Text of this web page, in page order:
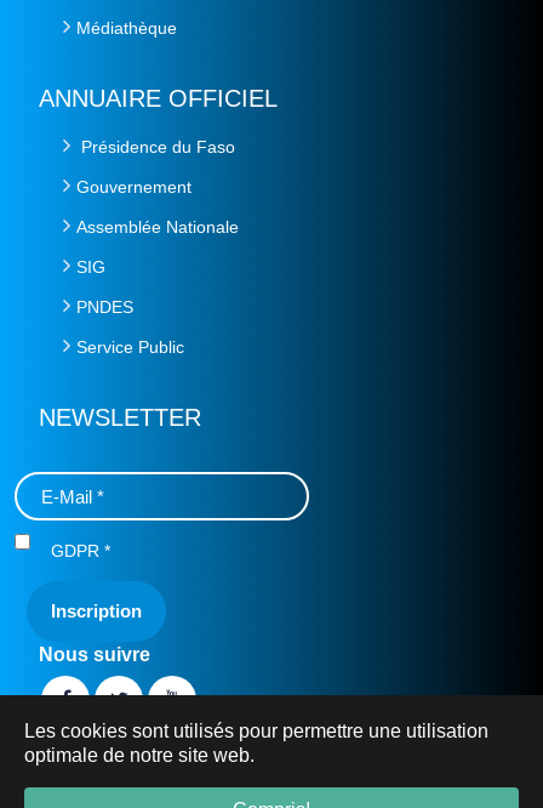
Les cookies sont utilisés pour permettre une utilisation
optimale de notre site web.
Médiathèque
ANNUAIRE OFFICIEL
Présidence du Faso
Gouvernement
Assemblée Nationale
SIG
PNDES
Service Public
NEWSLETTER
GDPR *
Nous suivre
© 2019 Ministère de l'Eau et de l'Assainissement -